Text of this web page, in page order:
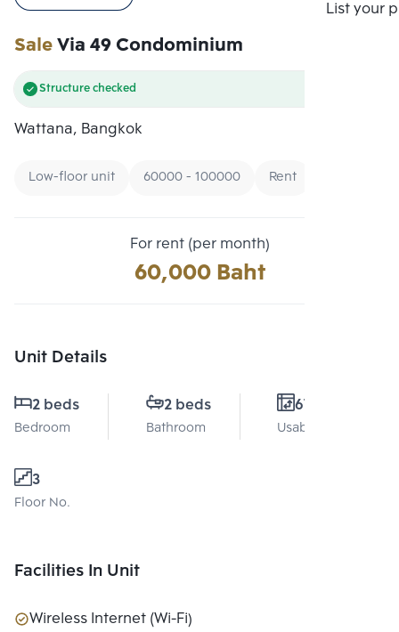
List your
SaleVia 49 Condominium
Structure checked
Wattana, Bangkok
Low-floor unit 60000 - 100000 Rent
For rent (per month)
60,000 Baht
Unit Details
2 beds
Bedroom
2 beds
Bathroom
67 Sq.m.
Usable area
3
Floor No.
Facilities In Unit
Wireless Internet (Wi-Fi)